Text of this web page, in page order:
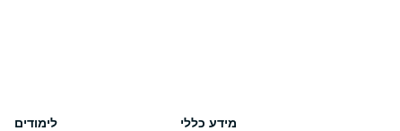
מידע כללי
לימודים